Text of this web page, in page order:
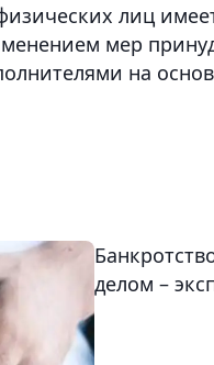
лиц
мер
на
делом –